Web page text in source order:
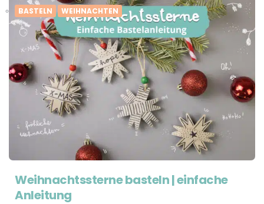
BASTELN WEIHNACHTEN
Weihnachtssterne basteln | einfache
Anleitung